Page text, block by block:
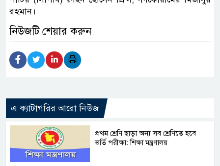
রহমান।
নিউজটি শেয়ার করুন
এ ক্যাটাগরির আরো নিউজ
প্রথম শ্রেণি ছাড়া অন্য সব শ্রেণিতে হবে
ভর্তি পরীক্ষা: শিক্ষা মন্ত্রণালয়